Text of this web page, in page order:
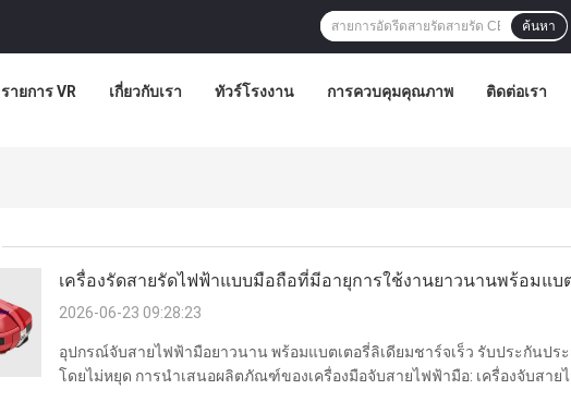
ค้นหา
รายการ VR เกี่ยวกับเรา ทัวร์โรงงาน การควบคุมคุณภาพ ติดต่อเรา
เครื่องรัดสายรัดไฟฟ้าแบบมือถือที่มีอายุการใช้งานยาวนานพร้อมแบต
ทำให้มั่นใจได้ถึงประสิทธิภาพสูงและไม่รบกวน
2026-06-23 09:28:23
อุปกรณ์จับสายไฟฟ้ามือยาวนาน พร้อมแบตเตอรี่ลิเดียมชาร์จเร็ว รับประกันปร
โดยไม่หยุด การนําเสนอผลิตภัณฑ์ของเครื่องมือจับสายไฟฟ้ามือ: เครื่องจับสาย